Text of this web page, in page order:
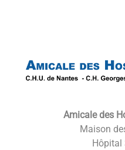
Amicale des
Maison
Hôpital